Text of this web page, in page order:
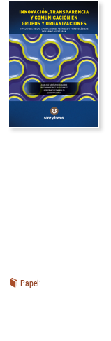
Papel: